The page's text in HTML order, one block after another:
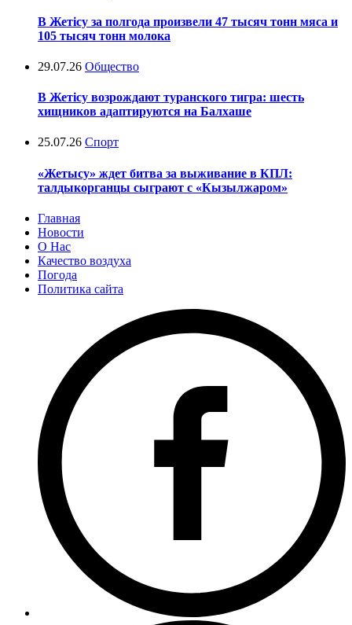
В Жетісу за полгода произвели 47 тысяч тонн мяса и
105 тысяч тонн молока
29.07.26 Общество
В Жетісу возрождают туранского тигра: шесть
хищников адаптируются на Балхаше
25.07.26 Спорт
«Жетысу» ждет битва за выживание в КПЛ:
талдыкорганцы сыграют с «Кызылжаром»
Главная
Новости
О Нас
Качество воздуха
Погода
Политика сайта